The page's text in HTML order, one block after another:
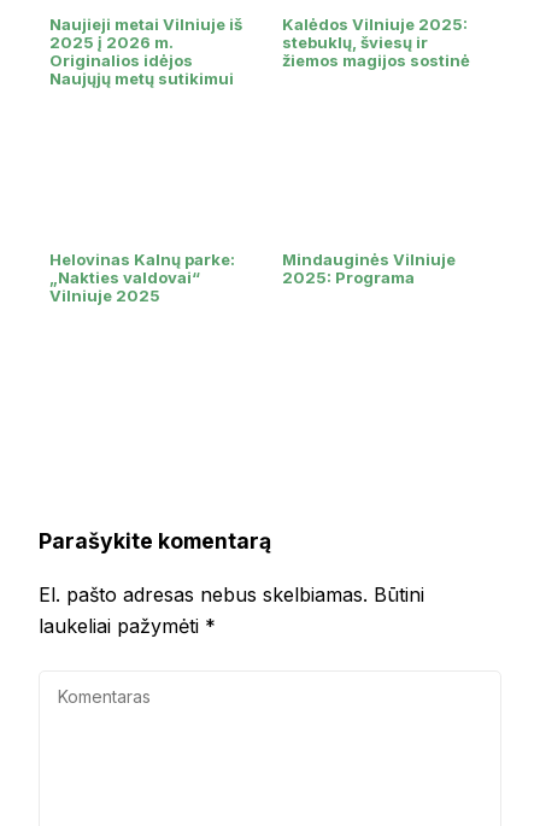
Naujieji metai Vilniuje iš
2025 į 2026 m.
Originalios idėjos
Naujųjų metų sutikimui
Kalėdos Vilniuje 2025:
stebuklų, šviesų ir
žiemos magijos sostinė
Helovinas Kalnų parke:
„Nakties valdovai“
Vilniuje 2025
Mindauginės Vilniuje
2025: Programa
Parašykite komentarą
El. pašto adresas nebus skelbiamas. Būtini
laukeliai pažymėti *